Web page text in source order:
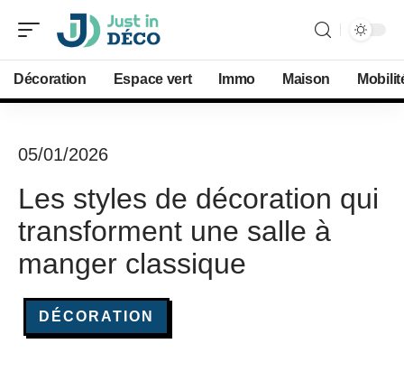
Décoration Espace vert Immo Maison
05/01/2026
Les styles de décoration qui
transforment une salle à
manger classique
DÉCORATION